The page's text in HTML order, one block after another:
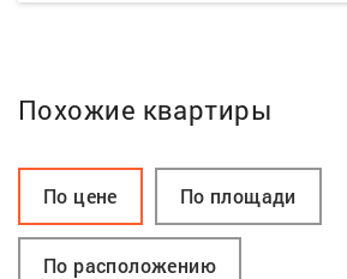
Похожие квартиры
По цене По площади
По расположению